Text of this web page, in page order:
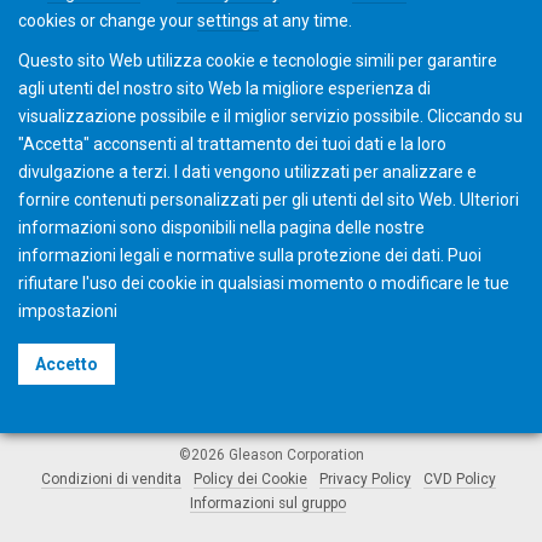
Inspection
©2026 Gleason Corporation
Condizioni di vendita
Policy dei Cookie Privacy Policy
CVD Policy
Informazioni sul gruppo
cookies or change yoursettings at any time.
Questo sito Web utilizza cookie e tecnologie simili per garantire
agli utenti del nostro sito Web la migliore esperienza di
visualizzazione possibile e il miglior servizio possibile. Cliccando su
"Accetta" acconsenti al ​​trattamento dei tuoi dati e la loro
divulgazione a terzi. I dati vengono utilizzati per analizzare e
fornire contenuti personalizzati per gli utenti del sito Web. Ulteriori
informazioni sono disponibili nella pagina delle nostre
informazioni legali e normative sulla protezione dei dati. Puoi
rifiutare l'uso dei cookie in qualsiasi momento o modificare le tue
impostazioni
Accetto